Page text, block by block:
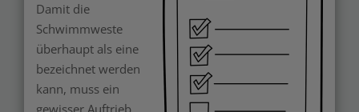
Damit die
Schwimmweste
überhaupt als eine
bezeichnet werden
kann, muss ein